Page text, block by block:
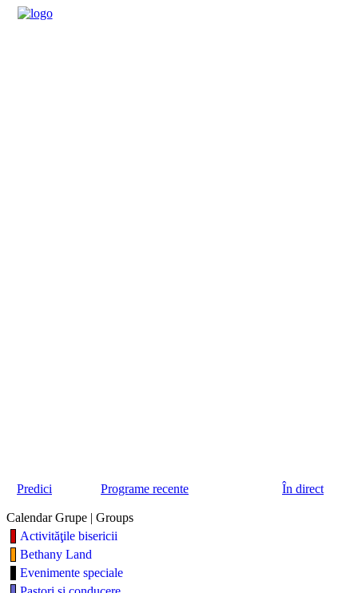
Predici Programe recente În direct
Calendar Grupe | Groups
Activităţile bisericii
Bethany Land
Evenimente speciale